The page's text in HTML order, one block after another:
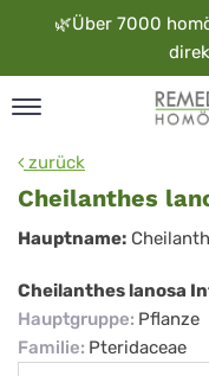
🌿Über 7000
zurück
Cheilanthes
Cheilanthes
lanosa
Hauptname:
Cheilanthes lanosa
Hauptgruppe: Pflanze
Familie: Pteridaceae